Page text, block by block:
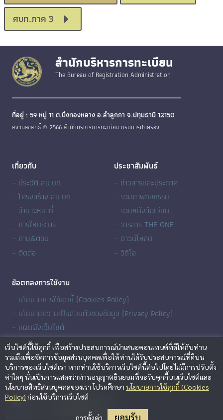
ศบท.ภาค 3
สำนักบริหารการทะเบียน
The Bureau of Registration Administration
ที่อยู่ : 59 หมู่ 11 ต.บึงทองหลาง อ.ลำลูกกา จ.ปทุมธานี 12150
สงวนลิขสิทธิ์ © 2566 สำนักบริหารการทะเบียน กรมการปกครอง
เกี่ยวกับ
– ประวัติ สน.บท.
– โครงสร้าง สน.บท.
– อำนาจหน้าที่
– การให้บริการ
– ถาม&ตอบ
– ติดต่อ
ประชาสัมพันธ์
– ข่าวสารและประกาศ
– รวมภาพกิจกรรม
– รวมหนังสือเวียน
– วารสาร THE ONE
– ดาวน์โหลด
– วิดีโอ
ข้อตกลงการใช้งาน
– นโยบายการใช้คุกกี้ (Cookies Policy)
– นโยบายความเป็นส่วนตัวของข้อมูล (Privacy Policy)
– แผนผังเว็บไซต์
BORA Channel
เว็บไซต์นี้ใช้คุกกี้ เพื่อสร้างประสบการณ์นำเสนอคอนเทนต์ที่ดีให้กับท่าน
รวมถึงเพื่อจัดการข้อมูลส่วนบุคคลเพื่อให้ท่านได้รับประสบการณ์ที่ดีบน
บริการของเว็บไซต์เรา หากท่านใช้บริการเว็บไซต์นี้ต่อไปโดยไม่มีการปรับตั้ง
ค่าใดๆ นั่นเป็นการแสดงว่าท่านอนุญาตยินยอมที่จะรับคุกกี้บนเว็บไซต์และ
นโยบายสิทธิส่วนบุคคลของเรา โปรดศึกษา นโยบายการใช้คุกกี้ (Cookies
Policy) ก่อนใช้บริการเว็บไซต์
การตั้งค่า ยอมรับ